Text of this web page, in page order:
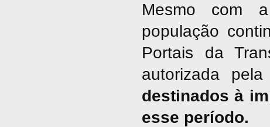
Mesmo com
população
Portais da
autorizada
destinados à
esse período.